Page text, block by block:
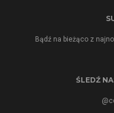
Bądź na bieżąco z
ŚLEDŹ